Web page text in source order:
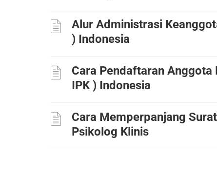
Alur Administrasi
) Indonesia
Cara Pendaftaran
IPK ) Indonesia
Cara Memperpanjang
Psikolog Klinis